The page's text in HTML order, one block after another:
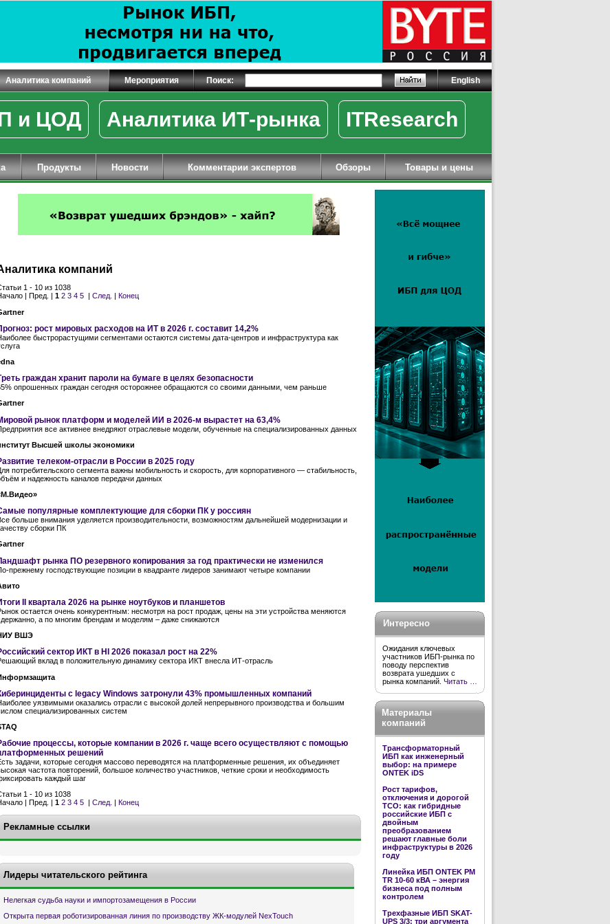
Аналитика компаний Мероприятия Поиск: English
и ЦОД Аналитика ИТ-рынка ITResearch
Продукты Новости Комментарии экспертов Обзоры Товары и цены
компаний
1 - 10 из 1038
| Пред. | 1 2 3 4 5 След.
Конец
рост мировых расходов на ИТ в 2026 г. составит 14,2%
быстрорастущими сегментами остаются системы дата-центров и инфраструктура как
граждан хранит пароли на бумаге в целях безопасности
опрошенных граждан сегодня осторожнее обращаются со своими данными, чем раньше
рынок платформ и моделей ИИ в 2026-м вырастет на 63,4%
все активнее внедряют отраслевые модели, обученные на специализированных данных
Высшей школы экономики
телеком-отрасли в России в 2025 году
потребительского сегмента важны мобильность и скорость, для корпоративного — стабильность,
и надежность каналов передачи данных
популярные комплектующие для сборки ПК у россиян
больше внимания уделяется производительности, возможностям дальнейшей модернизации и
сборки ПК
рынка ПО резервного копирования за год практически не изменился
прежнему господствующие позиции в квадранте лидеров занимают четыре компании
II квартала 2026 на рынке ноутбуков и планшетов
остается очень конкурентным: несмотря на рост продаж, цены на эти устройства меняются
а по многим брендам и моделям – даже снижаются
ВШЭ
сектор ИКТ в HI 2026 показал рост на 22%
вклад в положительную динамику сектора ИКТ внесла ИТ-отрасль
с legacy Windows затронули 43% промышленных компаний
уязвимыми оказались отрасли с высокой долей непрерывного производства и большим
специализированных систем
процессы, которые компании в 2026 г. чаще всего осуществляют с помощью
решений
задачи, которые сегодня массово переводятся на платформенные решения, их объединяет
частота повторений, большое количество участников, четкие сроки и необходимость
каждый шаг
1 - 10 из 1038
| Пред. | 1 2 3 4 5 След. Конец
Рекламные ссылки
Лидеры читательского рейтинга
Нелегкая судьба науки и импортозамещения в России
Открыта первая роботизированная линия по производству ЖК-модулей NexTouch
Интересно
Ожидания ключевых
участников ИБП-рынка по
поводу перспектив
возврата ушедших с
рынка компаний. Читать …
Материалы
компаний
Трансформаторный
ИБП как инженерный
выбор: на примере
ONTEK iDS
Рост тарифов,
отключения и дорогой
TCO: как гибридные
российские ИБП с
двойным
преобразованием
решают главные боли
инфраструктуры в 2026
году
Линейка ИБП ONTEK PM
TR 10-60 кВА – энергия
бизнеса под полным
контролем
Трехфазные ИБП SKAT-
UPS 3/3: три аргумента